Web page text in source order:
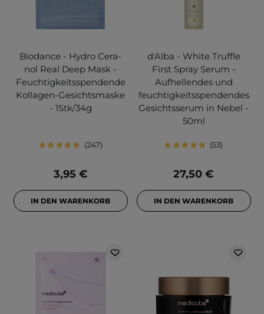
Biodance - Hydro Cera-
nol Real Deep Mask -
Feuchtigkeitsspendende
Kollagen-Gesichtsmaske
- 1Stk/34g
247
3,95 €
IN DEN WARENKORB
d'Alba - White Truffle
First Spray Serum -
Aufhellendes und
feuchtigkeitsspendendes
Gesichtsserum in Nebel -
50ml
53
27,50 €
IN DEN WARENKORB